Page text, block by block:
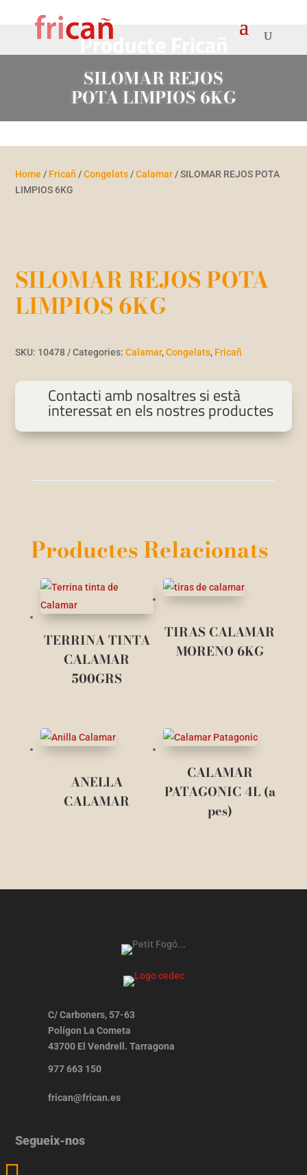
Producte Fricañ
SILOMAR REJOS
POTA LIMPIOS 6KG
Home / Fricañ /Congelats /Calamar / SILOMAR REJOS POTA
LIMPIOS 6KG
SILOMAR REJOS POTA
LIMPIOS 6KG
SKU: 10478 Categories:Calamar,Congelats, Fricañ
Contacti amb nosaltres si està
interessat en els nostres productes
Productes Relacionats
TERRINA TINTA
CALAMAR
500GRS
TIRAS CALAMAR
MORENO 6KG
ANELLA
CALAMAR
CALAMAR
PATAGONIC 4L (a
pes)
C/ Carboners, 57-63
Polígon La Cometa
43700 El Vendrell. Tarragona
977 663 150
frican@frican.es
Segueix-nos